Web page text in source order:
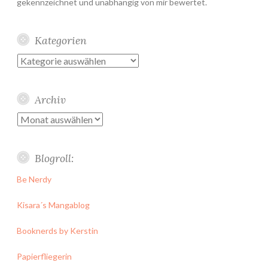
gekennzeichnet und unabhängig von mir bewertet.
Kategorien
Kategorien
Archiv
Archiv
Blogroll:
Be Nerdy
Kisara´s Mangablog
Booknerds by Kerstin
Papierfliegerin